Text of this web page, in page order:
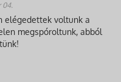
04.
elégedettek voltunk a
megspóroltunk, abból